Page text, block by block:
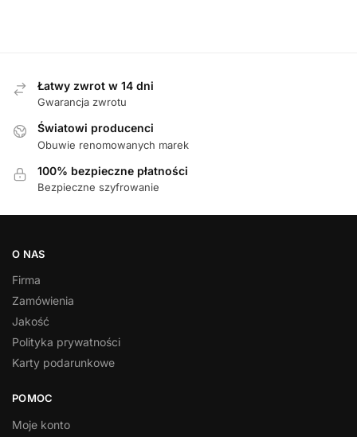
Łatwy zwrot w 14 dni
Gwarancja zwrotu
Światowi producenci
Obuwie renomowanych marek
100% bezpieczne płatności
Bezpieczne szyfrowanie
O NAS
Firma
Zamówienia
Jakość
Polityka prywatności
Karty podarunkowe
POMOC
Moje konto